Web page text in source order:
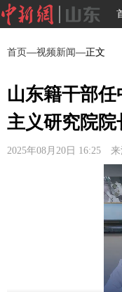
首页—视频新闻—正文
山东籍干部
主义研究院院
2025年08月20日 16:25 来